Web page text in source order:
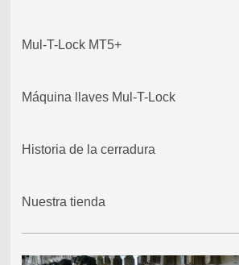
Mul-T-Lock MT5+
Máquina llaves Mul-T-Lock
Historia de la cerradura
Nuestra tienda